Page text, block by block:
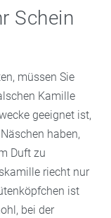
Schein
müssen Sie
Kamille
geeignet ist,
haben,
Duft zu
riecht nur
ist
bei der